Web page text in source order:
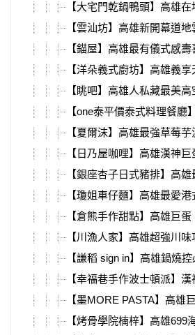
【大宅門乾鍋鴨頭】高雄
【雲汕坊】高雄新開幕道
【錨屋】高雄最有儀式感
【洋朵義式廚坊】高雄義
【眺吧】高雄人私藏最美
【one泰平價泰式料理餐
【夏爾沫】高雄最強草莓
【日乃屋咖哩】高雄漢神
【銀座杏子日式豬排】高
【瓊姐車仔麵】高雄最愛
【倉熊手作甜點】高雄巨
【川漁人家】高雄超強川
【謙稻 sign in】高雄鍋燒
【幸福巷手作波士頓派】
【墨MORE PASTA】高雄
【烤骨學院楠梓】高雄